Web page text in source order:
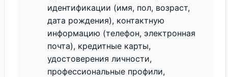
идентификации (имя, пол, возраст,
дата рождения), контактную
информацию (телефон, электронная
почта), кредитные карты,
удостоверения личности,
профессиональные профили,